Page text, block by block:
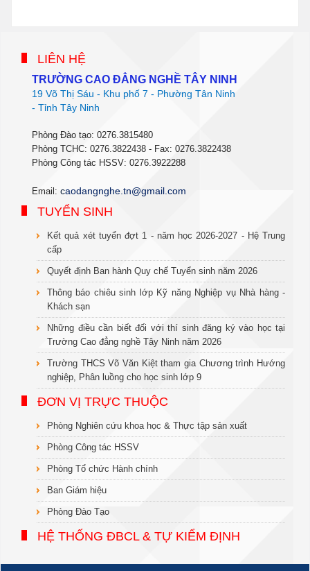
LIÊN HỆ
TRƯỜNG CAO ĐẲNG NGHỀ TÂY NINH
19 Võ Thị Sáu - Khu phố 7 - Phường Tân Ninh
- Tỉnh Tây Ninh
Phòng Đào tạo: 0276.3815480
Phòng TCHC: 0276.3822438 - Fax: 0276.3822438
Phòng Công tác HSSV: 0276.3922288
Email: caodangnghe.tn@gmail.com
TUYỂN SINH
Kết quả xét tuyển đợt 1 - năm học 2026-2027 - Hệ Trung
cấp
Quyết định Ban hành Quy chế Tuyển sinh năm 2026
Thông báo chiêu sinh lớp Kỹ năng Nghiệp vụ Nhà hàng -
Khách sạn
Những điều cần biết đối với thí sinh đăng ký vào học tại
Trường Cao đẳng nghề Tây Ninh năm 2026
Trường THCS Võ Văn Kiệt tham gia Chương trình Hướng
nghiệp, Phân luồng cho học sinh lớp 9
ĐƠN VỊ TRỰC THUỘC
Phòng Nghiên cứu khoa học & Thực tập sản xuất
Phòng Công tác HSSV
Phòng Tổ chức Hành chính
Ban Giám hiệu
Phòng Đào Tạo
HỆ THỐNG ĐBCL & TỰ KIỂM ĐỊNH